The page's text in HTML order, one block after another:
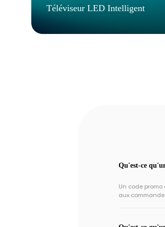
Téléviseur LED Intelligent
Qu'est-ce
Un code
aux